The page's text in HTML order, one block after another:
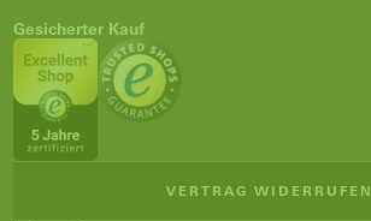
Gesicherter Kauf
VERTRAG WIDERRUFEN